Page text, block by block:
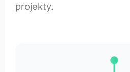
projekty.